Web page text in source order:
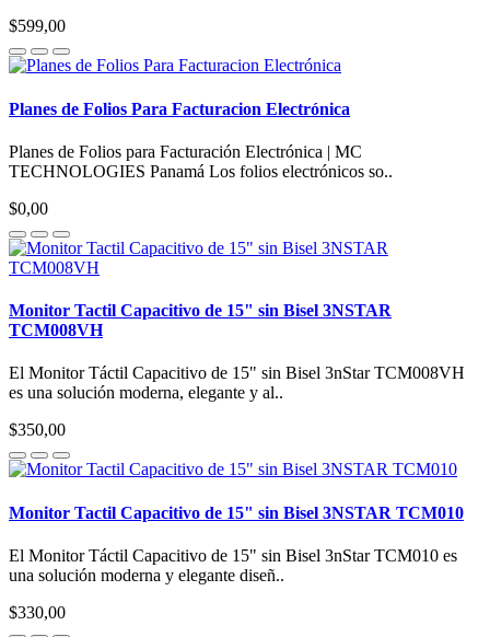
$599,00
Planes de Folios Para Facturacion Electrónica
Planes de Folios para Facturación Electrónica | MC
TECHNOLOGIES Panamá Los folios electrónicos so..
$0,00
Monitor Tactil Capacitivo de 15" sin Bisel 3NSTAR
TCM008VH
El Monitor Táctil Capacitivo de 15" sin Bisel 3nStar TCM008VH
es una solución moderna, elegante y al..
$350,00
Monitor Tactil Capacitivo de 15" sin Bisel 3NSTAR TCM010
El Monitor Táctil Capacitivo de 15" sin Bisel 3nStar TCM010 es
una solución moderna y elegante diseñ..
$330,00